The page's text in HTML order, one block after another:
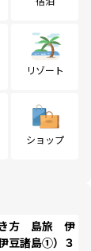
リゾート
ショップ
方 島旅 伊
豆諸島①）３